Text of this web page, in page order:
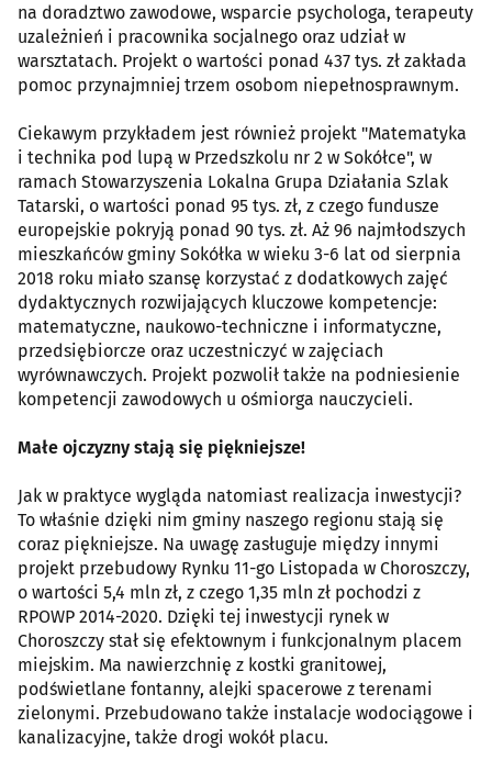
na doradztwo zawodowe, wsparcie psychologa, terapeuty
uzależnień i pracownika socjalnego oraz udział w
warsztatach. Projekt o wartości ponad 437 tys. zł zakłada
pomoc przynajmniej trzem osobom niepełnosprawnym.
Ciekawym przykładem jest również projekt "Matematyka
i technika pod lupą w Przedszkolu nr 2 w Sokółce", w
ramach Stowarzyszenia Lokalna Grupa Działania Szlak
Tatarski, o wartości ponad 95 tys. zł, z czego fundusze
europejskie pokryją ponad 90 tys. zł. Aż 96 najmłodszych
mieszkańców gminy Sokółka w wieku 3-6 lat od sierpnia
2018 roku miało szansę korzystać z dodatkowych zajęć
dydaktycznych rozwijających kluczowe kompetencje:
matematyczne, naukowo-techniczne i informatyczne,
przedsiębiorcze oraz uczestniczyć w zajęciach
wyrównawczych. Projekt pozwolił także na podniesienie
kompetencji zawodowych u ośmiorga nauczycieli.
Małe ojczyzny stają się piękniejsze!
Jak w praktyce wygląda natomiast realizacja inwestycji?
To właśnie dzięki nim gminy naszego regionu stają się
coraz piękniejsze. Na uwagę zasługuje między innymi
projekt przebudowy Rynku 11-go Listopada w Choroszczy,
o wartości 5,4 mln zł, z czego 1,35 mln zł pochodzi z
RPOWP 2014-2020. Dzięki tej inwestycji rynek w
Choroszczy stał się efektownym i funkcjonalnym placem
miejskim. Ma nawierzchnię z kostki granitowej,
podświetlane fontanny, alejki spacerowe z terenami
zielonymi. Przebudowano także instalacje wodociągowe i
kanalizacyjne, także drogi wokół placu.